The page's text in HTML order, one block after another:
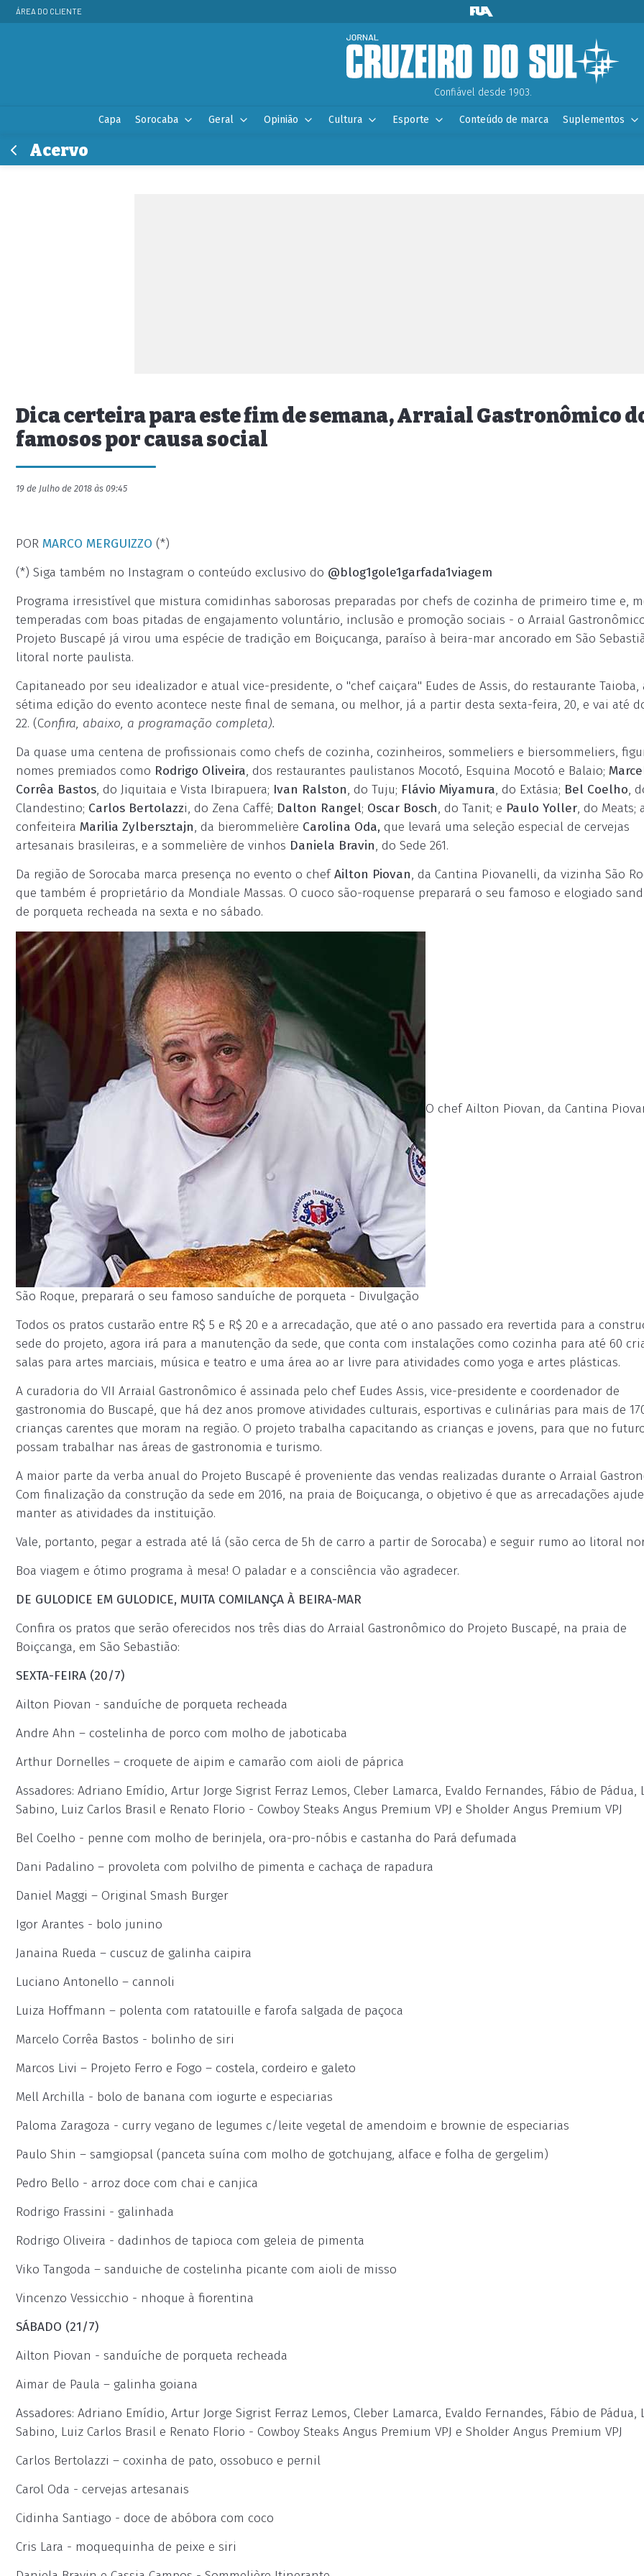
ÁREA DO CLIENTE
Confiável desde 1903.
Capa Sorocaba Geral Opinião Cultura Esporte Conteúdo de marca Suplementos
Acervo
Dica certeira para este fim de semana, Arraial Gastronômico
famosos por causa social
19 de Julho de 2018 às 09:45
POR MARCO MERGUIZZO (*)
(*) Siga também no Instagram o conteúdo exclusivo do @blog1gole1garfada1viagem
Programa irresistível que mistura comidinhas saborosas preparadas por chefs de cozinha de primeiro time e,
temperadas com boas pitadas de engajamento voluntário, inclusão e promoção sociais - o Arraial
Projeto Buscapé já virou uma espécie de tradição em Boiçucanga, paraíso à beira-mar ancorado em São
litoral norte paulista.
Capitaneado por seu idealizador e atual vice-presidente, o "chef caiçara" Eudes de Assis, do restaurante Taioba,
sétima edição do evento acontece neste final de semana, ou melhor, já a partir desta sexta-feira, 20, e vai até
22. (Confira, abaixo, a programação completa).
Da quase uma centena de profissionais como chefs de cozinha, cozinheiros, sommeliers e biersommeliers,
nomes premiados como Rodrigo Oliveira, dos restaurantes paulistanos Mocotó, Esquina Mocotó e Balaio;
Corrêa Bastos, do Jiquitaia e Vista Ibirapuera; Ivan Ralston, do Tuju; Flávio Miyamura, do Extásia; Bel Coelho,
Clandestino; Carlos Bertolazzi, do Zena Caffé; Dalton Rangel; Oscar Bosch, do Tanit; e Paulo Yoller, do Meats;
confeiteira Marilia Zylbersztajn, da bierommelière Carolina Oda, que levará uma seleção especial de cervejas
artesanais brasileiras, e a sommelière de vinhos Daniela Bravin, do Sede 261.
Da região de Sorocaba marca presença no evento o chefAilton Piovan, da Cantina Piovanelli, da vizinha São
que também é proprietário da Mondiale Massas. O cuoco são-roquense preparará o seu famoso e elogiado
de porqueta recheada na sexta e no sábado.
O chef Ailton Piovan, da Cantina
São Roque, preparará o seu famoso sanduíche de porqueta - Divulgação
Todos os pratos custarão entre R$ 5 e R$ 20 e a arrecadação, que até o ano passado era revertida para a
sede do projeto, agora irá para a manutenção da sede, que conta com instalações como cozinha para até 60
salas para artes marciais, música e teatro e uma área ao ar livre para atividades como yoga e artes plásticas.
A curadoria do VII Arraial Gastronômico é assinada pelo chef Eudes Assis, vice-presidente e coordenador de
gastronomia do Buscapé, que há dez anos promove atividades culturais, esportivas e culinárias para mais de
crianças carentes que moram na região. O projeto trabalha capacitando as crianças e jovens, para que no
possam trabalhar nas áreas de gastronomia e turismo.
A maior parte da verba anual do Projeto Buscapé é proveniente das vendas realizadas durante o Arraial
Com finalização da construção da sede em 2016, na praia de Boiçucanga, o objetivo é que as arrecadações
manter as atividades da instituição.
Vale, portanto, pegar a estrada até lá (são cerca de 5h de carro a partir de Sorocaba) e seguir rumo ao litoral
Boa viagem e ótimo programa à mesa! O paladar e a consciência vão agradecer.
DE GULODICE EM GULODICE, MUITA COMILANÇA À BEIRA-MAR
Confira os pratos que serão oferecidos nos três dias do Arraial Gastronômico do Projeto Buscapé, na praia de
Boiçcanga, em São Sebastião:
SEXTA-FEIRA (20/7)
Ailton Piovan - sanduíche de porqueta recheada
Andre Ahn – costelinha de porco com molho de jaboticaba
Arthur Dornelles – croquete de aipim e camarão com aioli de páprica
Assadores: Adriano Emídio, Artur Jorge Sigrist Ferraz Lemos, Cleber Lamarca, Evaldo Fernandes, Fábio de Pádua,
Sabino, Luiz Carlos Brasil e Renato Florio - Cowboy Steaks Angus Premium VPJ e Sholder Angus Premium VPJ
Bel Coelho - penne com molho de berinjela, ora-pro-nóbis e castanha do Pará defumada
Dani Padalino – provoleta com polvilho de pimenta e cachaça de rapadura
Daniel Maggi – Original Smash Burger
Igor Arantes - bolo junino
Janaina Rueda – cuscuz de galinha caipira
Luciano Antonello – cannoli
Luiza Hoffmann – polenta com ratatouille e farofa salgada de paçoca
Marcelo Corrêa Bastos - bolinho de siri
Marcos Livi – Projeto Ferro e Fogo – costela, cordeiro e galeto
Mell Archilla - bolo de banana com iogurte e especiarias
Paloma Zaragoza - curry vegano de legumes c/leite vegetal de amendoim e brownie de especiarias
Paulo Shin – samgiopsal (panceta suína com molho de gotchujang, alface e folha de gergelim)
Pedro Bello - arroz doce com chai e canjica
Rodrigo Frassini - galinhada
Rodrigo Oliveira - dadinhos de tapioca com geleia de pimenta
Viko Tangoda – sanduiche de costelinha picante com aioli de misso
Vincenzo Vessicchio - nhoque à fiorentina
SÁBADO (21/7)
Ailton Piovan - sanduíche de porqueta recheada
Aimar de Paula – galinha goiana
Assadores: Adriano Emídio, Artur Jorge Sigrist Ferraz Lemos, Cleber Lamarca, Evaldo Fernandes, Fábio de Pádua,
Sabino, Luiz Carlos Brasil e Renato Florio - Cowboy Steaks Angus Premium VPJ e Sholder Angus Premium VPJ
Carlos Bertolazzi – coxinha de pato, ossobuco e pernil
Carol Oda - cervejas artesanais
Cidinha Santiago - doce de abóbora com coco
Cris Lara - moquequinha de peixe e siri